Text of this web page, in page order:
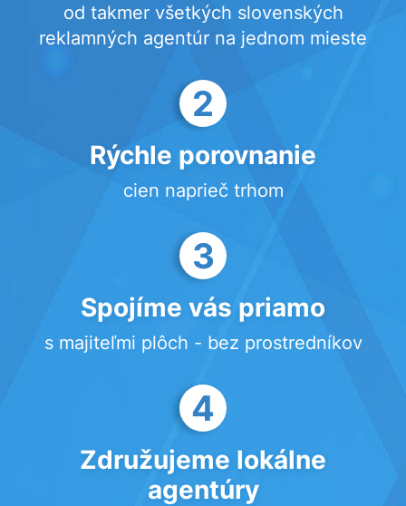
od takmer všetkých slovenských
reklamných agentúr na jednom mieste
2
Rýchle porovnanie
cien naprieč trhom
3
Spojíme vás priamo
s majiteľmi plôch - bez prostredníkov
4
Združujeme lokálne
agentúry